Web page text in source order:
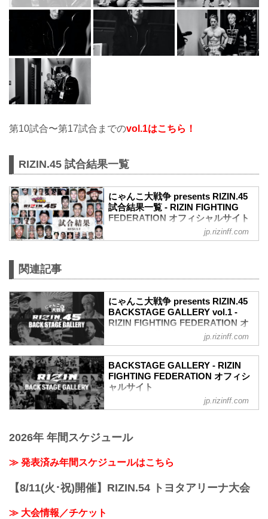
第10試合〜第17試合までのvol.1はこちら！
RIZIN.45 試合結果一覧
にゃんこ大戦争 presents RIZIN.45
試合結果一覧 - RIZIN FIGHTING
FEDERATION オフィシャルサイト
第17試合 ／フライ級タイトルマッチ 堀口
（WIN）堀口恭司 vs. 神龍誠（LOSE）
2R 3分44秒 SUB（タップアウト：リアネ
イキッドチョーク）
≫ 試合結果詳細
第16試合／バンタム級タイトルマッチ フ
アン・アーチュレッタ vs. 朝倉海
バンタム級タイトルマッチ
RIZIN MMAルール：5分 3R（61.0kg）
（LOSE）フアン・アーチュレッタ vs. 朝
倉海（WIN）
...
jp.rizinff.com
関連記事
にゃんこ大戦争 presents RIZIN.45
BACKSTAGE GALLERY vol.1 -
RIZIN FIGHTING FEDERATION オ
収めた「BACKSTAGE GALLERY」
第17試合／フライ級タイトルマッチ 堀口
恭司 vs. 神龍誠
第16試合／バンタム級タイトルマッチ フ
第15試合／クレベル・コイケ vs. 斎藤裕
11
jp.rizinff.com
BACKSTAGE GALLERY - RIZIN
FIGHTING FEDERATION オフィシ
ャルサイト
BACKSTAGE GALLERY の記事一覧 - 格
イジン ファイティング フェデレーショ
いきます。
jp.rizinff.com
2026年 年間スケジュール
≫ 発表済み年間スケジュールはこちら
【8/11(火･祝)開催】RIZIN.54 トヨタアリーナ大会
≫ 大会情報／チケット